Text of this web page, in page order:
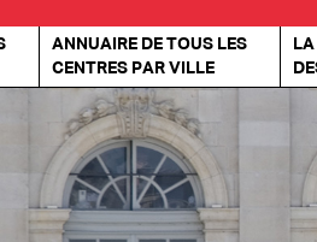
ANNUAIRE DE TOUS LES
CENTRES PAR VILLE